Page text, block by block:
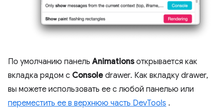
По умолчанию панельAnimationsоткрывается как
вкладка рядом с Console drawer. Как вкладку drawer,
вы можете использовать ее с любой панелью или
переместить ее в верхнюю часть DevTools .